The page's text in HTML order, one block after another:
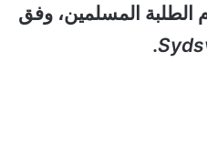
الطلبة المسلمين، وفق
.